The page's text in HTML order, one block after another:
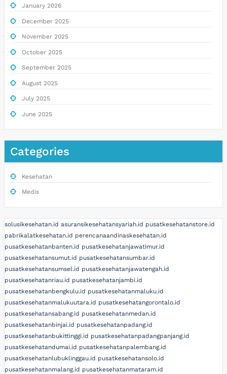
January 2026
December 2025
November 2025
October 2025
September 2025
August 2025
July 2025
June 2025
Categories
Kesehatan
Medis
solusikesehatan.id asuransikesehatansyariah.id pusatkesehatanstore.id
pabrikalatkesehatan.id perencanaandinaskesehatan.id
pusatkesehatanbanten.id pusatkesehatanjawatimur.id
pusatkesehatansumut.id pusatkesehatansumbar.id
pusatkesehatansumsel.id pusatkesehatanjawatengah.id
pusatkesehatanriau.id pusatkesehatanjambi.id
pusatkesehatanbengkulu.id pusatkesehatanmaluku.id
pusatkesehatanmalukuutara.id pusatkesehatangorontalo.id
pusatkesehatansabang.id pusatkesehatanmedan.id
pusatkesehatanbinjai.id pusatkesehatanpadang.id
pusatkesehatanbukittinggi.id pusatkesehatanpadangpanjang.id
pusatkesehatandumai.id pusatkesehatanpalembang.id
pusatkesehatanlubuklinggau.id pusatkesehatansolo.id
pusatkesehatanmalang.id pusatkesehatanmataram.id